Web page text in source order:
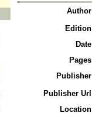
Author
Edition
Date
Pages
Publisher
Publisher Url
Location